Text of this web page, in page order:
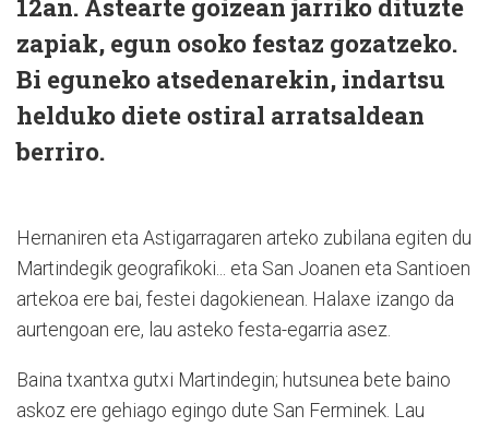
12an. Astearte goizean jarriko dituzte
zapiak, egun osoko festaz gozatzeko.
Bi eguneko atsedenarekin, indartsu
helduko diete ostiral arratsaldean
berriro.
Hernaniren eta Astigarragaren arteko zubilana egiten du
Martindegik geografikoki... eta San Joanen eta Santioen
artekoa ere bai, festei dagokienean. Halaxe izango da
aurtengoan ere, lau asteko festa-egarria asez.
Baina txantxa gutxi Martindegin; hutsunea bete baino
askoz ere gehiago egingo dute San Ferminek. Lau